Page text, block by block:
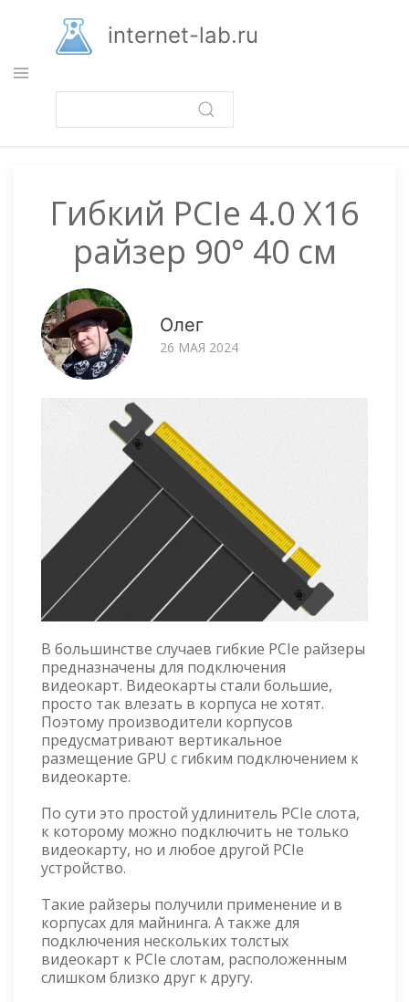
основному
содержанию
internet-lab.ru
Гибкий PCIe 4.0 X16
райзер 90° 40 см
Олег
26 МАЯ 2024
В большинстве случаев гибкие PCIe райзеры
предназначены для подключения
видеокарт. Видеокарты стали большие,
просто так влезать в корпуса не хотят.
Поэтому производители корпусов
предусматривают вертикальное
размещение GPU с гибким подключением к
видеокарте.
По сути это простой удлинитель PCIe слота,
к которому можно подключить не только
видеокарту, но и любое другой PCIe
устройство.
Такие райзеры получили применение и в
корпусах для майнинга. А также для
подключения нескольких толстых
видеокарт к PCIe слотам, расположенным
слишком близко друг к другу.